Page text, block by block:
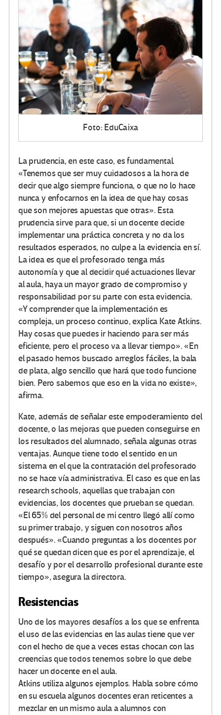
Foto: EduCaixa
La prudencia, en este caso, es fundamental.
«Tenemos que ser muy cuidadosos a la hora de
decir que algo siempre funciona, o que no lo hace
nunca y enfocarnos en la idea de que hay cosas
que son mejores apuestas que otras». Esta
prudencia sirve para que, si un docente decide
implementar una práctica concreta y no da los
resultados esperados, no culpe a la evidencia en sí.
La idea es que el profesorado tenga más
autonomía y que al decidir qué actuaciones llevar
al aula, haya un mayor grado de compromiso y
responsabilidad por su parte con esta evidencia.
«Y comprender que la implementación es
compleja, un proceso continuo, explica Kate Atkins.
Hay cosas que puedes ir haciendo para ser más
eficiente, pero el proceso va a llevar tiempo». «En
el pasado hemos buscado arreglos fáciles, la bala
de plata, algo sencillo que hará que todo funcione
bien. Pero sabemos que eso en la vida no existe»,
afirma.
Kate, además de señalar este empoderamiento del
docente, o las mejoras que pueden conseguirse en
los resultados del alumnado, señala algunas otras
ventajas. Aunque tiene todo el sentido en un
sistema en el que la contratación del profesorado
no se hace vía administrativa. El caso es que en las
research schools, aquellas que trabajan con
evidencias, los docentes que prueban se quedan.
«El 65% del personal de mi centro llegó allí como
su primer trabajo, y siguen con nosotros años
después». «Cuando preguntas a los docentes por
qué se quedan dicen que es por el aprendizaje, el
desafío y por el desarrollo profesional durante este
tiempo», asegura la directora.
Resistencias
Uno de los mayores desafíos a los que se enfrenta
el uso de las evidencias en las aulas tiene que ver
con el hecho de que a veces estas chocan con las
creencias que todos tenemos sobre lo que debe
hacer un docente en el aula.
Atkins utiliza algunos ejemplos. Habla sobre cómo
en su escuela algunos docentes eran reticentes a
mezclar en un mismo aula a alumnos con